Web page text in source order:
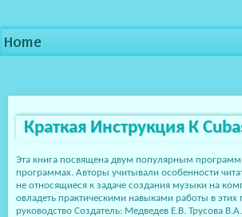
Home
Краткая Инструкция К
Эта книга посвящена двум популярным
программах. Авторы учитывали особенности
не относящиеся к задаче создания музыки на
овладеть практическими навыками работы в
руководство Создатель: Медведев Е.В. Трусова